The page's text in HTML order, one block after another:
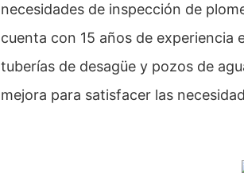
necesidades de inspección de
cuenta con 15 años de experiencia
tuberías de desagüe y pozos de
mejora para satisfacer las